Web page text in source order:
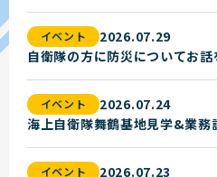
イベント
2026.07.29
自衛隊の方に防災についてお話
イベント
2026.07.24
海上自衛隊舞鶴基地見学&業務
イベント
2026.07.23